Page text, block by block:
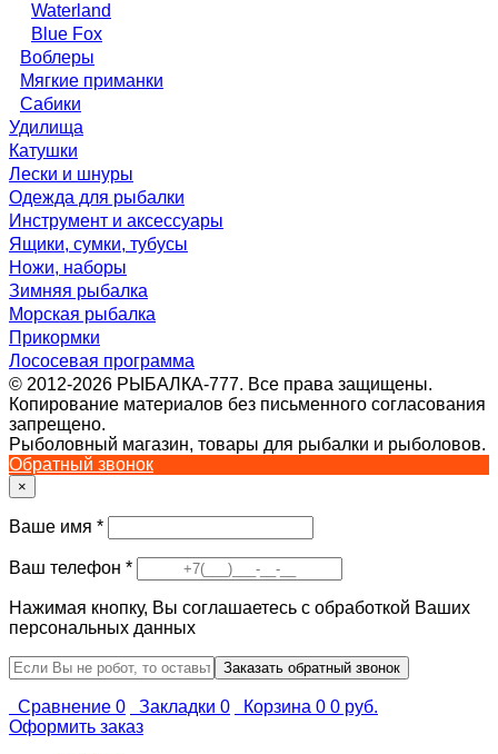
Waterland
Blue Fox
Воблеры
Мягкие приманки
Сабики
Удилища
Катушки
Лески и шнуры
Одежда для рыбалки
Инструмент и аксессуары
Ящики, сумки, тубусы
Ножи, наборы
Зимняя рыбалка
Морская рыбалка
Прикормки
Лососевая программа
© 2012-2026 РЫБАЛКА-777. Все права защищены.
Копирование материалов без письменного согласования
запрещено.
Рыболовный магазин, товары для рыбалки и рыболовов.
Обратный звонок
×
Ваше имя *
Ваш телефон *
Нажимая кнопку, Вы соглашаетесь с обработкой Ваших
персональных данных
Сравнение 0 Закладки 0 Корзина 0 0 руб.
Оформить заказ